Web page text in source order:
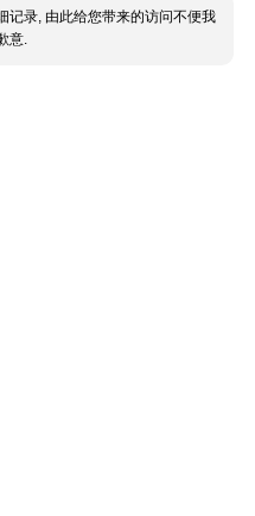
记录, 由此给您带来的访问不便我
意.